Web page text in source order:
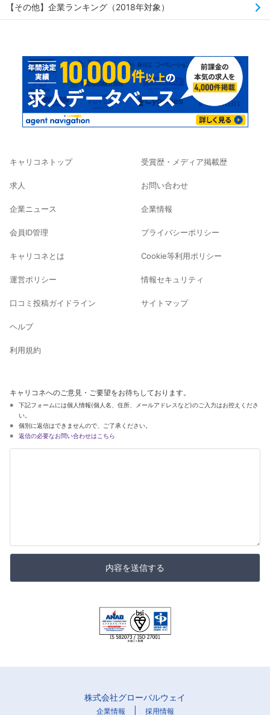
【その他】企業ランキング（2018年対象）
キャリコネトップ
求人
企業ニュース
会員ID管理
キャリコネとは
運営ポリシー
口コミ投稿ガイドライン
ヘルプ
利用規約
受賞歴・メディア掲載歴
お問い合わせ
企業情報
プライバシーポリシー
Cookie等利用ポリシー
情報セキュリティ
サイトマップ
キャリコネへのご意見・ご要望をお待ちしております。
下記フォームには個人情報(個人名、住所、メールアドレスなど)のご入力はお控えくださ
い。
個別に返信はできませんので、ご了承ください。
返信の必要なお問い合わせはこちら
内容を送信する
株式会社グローバルウェイ
企業情報 採用情報